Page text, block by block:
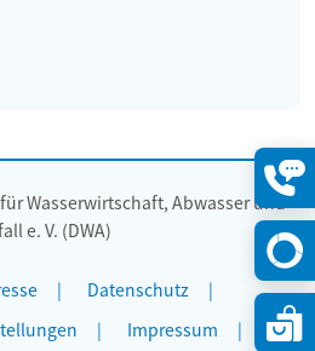
Wasserwirtschaft, Abwasser und
e. V. (DWA)
Datenschutz
Impressum